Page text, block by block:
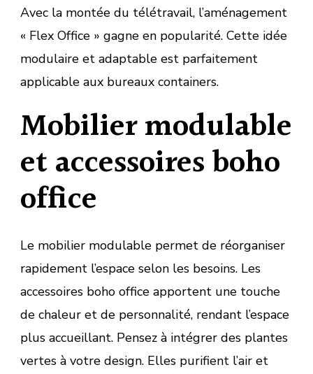
Avec la montée du télétravail, l’aménagement
« Flex Office » gagne en popularité. Cette idée
modulaire et adaptable est parfaitement
applicable aux bureaux containers.
Mobilier modulable
et accessoires boho
office
Le mobilier modulable permet de réorganiser
rapidement l’espace selon les besoins. Les
accessoires boho office apportent une touche
de chaleur et de personnalité, rendant l’espace
plus accueillant. Pensez à intégrer des plantes
vertes à votre design. Elles purifient l’air et